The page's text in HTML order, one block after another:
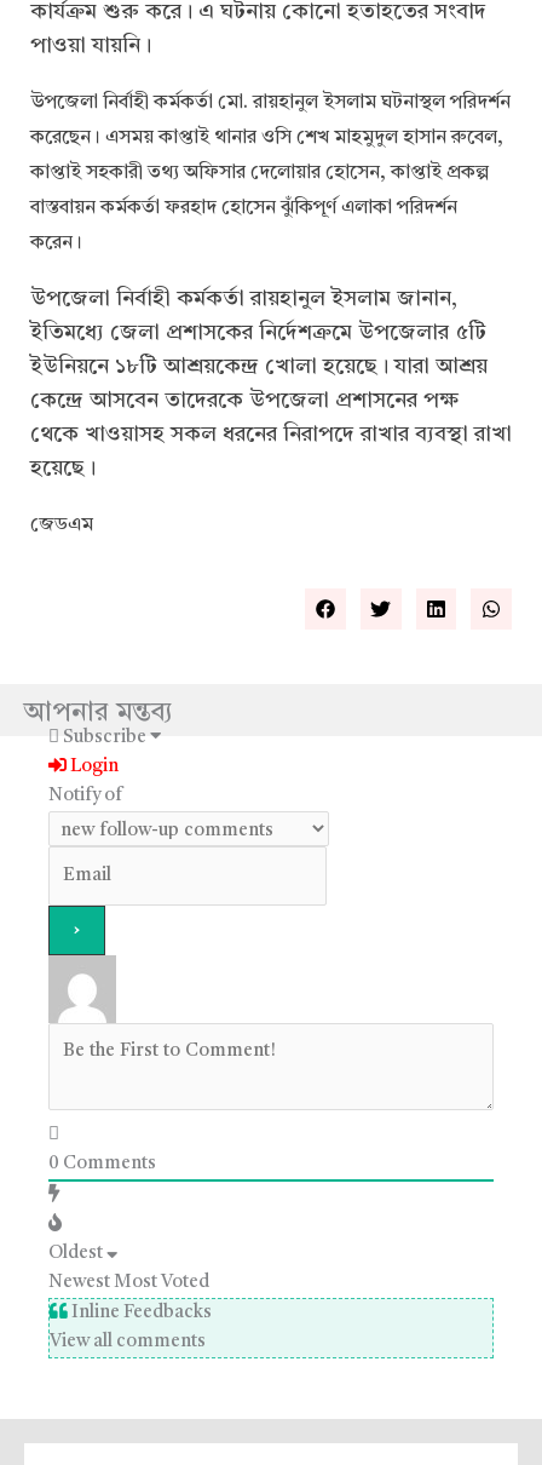
কার্যক্রম শুরু করে। এ ঘটনায় কোনো হতাহতের সংবাদ
পাওয়া যায়নি।
উপজেলা নির্বাহী কর্মকর্তা মো. রায়হানুল ইসলাম ঘটনাস্থল পরিদর্শন
করেছেন। এসময় কাপ্তাই থানার ওসি শেখ মাহমুদুল হাসান রুবেল,
কাপ্তাই সহকারী তথ্য অফিসার দেলোয়ার হোসেন, কাপ্তাই প্রকল্প
বাস্তবায়ন কর্মকর্তা ফরহাদ হোসেন ঝুঁকিপূর্ণ এলাকা পরিদর্শন
করেন।
উপজেলা নির্বাহী কর্মকর্তা রায়হানুল ইসলাম জানান,
ইতিমধ্যে জেলা প্রশাসকের নির্দেশক্রমে উপজেলার ৫টি
ইউনিয়নে ১৮টি আশ্রয়কেন্দ্র খোলা হয়েছে। যারা আশ্রয়
কেন্দ্রে আসবেন তাদেরকে উপজেলা প্রশাসনের পক্ষ
থেকে খাওয়াসহ সকল ধরনের নিরাপদে রাখার ব্যবস্থা রাখা
হয়েছে।
জেডএম
আপনার মন্তব্য
Subscribe
Login
Notify of
0 Comments
Oldest
Newest Most Voted
Inline Feedbacks
View all comments